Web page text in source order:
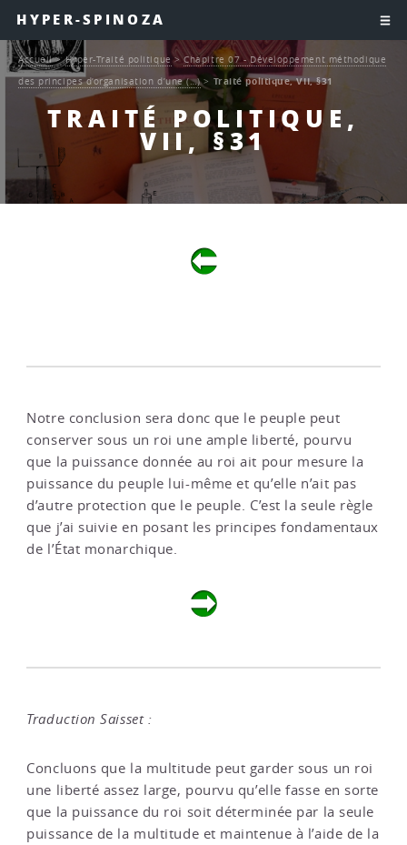
HYPER-SPINOZA
TRAITÉ POLITIQUE,
VII, §31
Accueil>Hyper-Traité politique >Chapitre 07 - Développement méthodique
des principes d’organisation d’une (…)> Traité politique, VII, §31
Notre conclusion sera donc que le peuple peut
conserver sous un roi une ample liberté, pourvu
que la puissance donnée au roi ait pour mesure la
puissance du peuple lui-même et qu’elle n’ait pas
d’autre protection que le peuple. C’est la seule règle
que j’ai suivie en posant les principes fondamentaux
de l’État monarchique.
Traduction Saisset :
Concluons que la multitude peut garder sous un roi
une liberté assez large, pourvu qu’elle fasse en sorte
que la puissance du roi soit déterminée par la seule
puissance de la multitude et maintenue à l’aide de la